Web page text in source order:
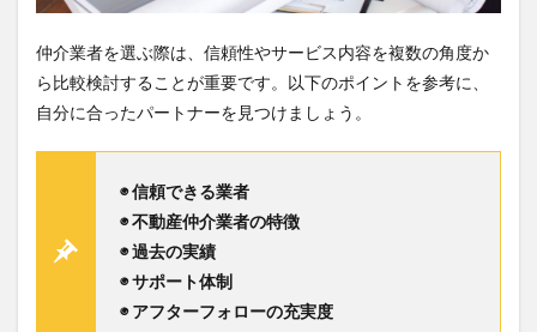
仲介業者を選ぶ際は、信頼性やサービス内容を複数の角度か
ら比較検討することが重要です。以下のポイントを参考に、
自分に合ったパートナーを見つけましょう。
◉ 信頼できる業者
◉ 不動産仲介業者の特徴
◉ 過去の実績
◉ サポート体制
◉ アフターフォローの充実度